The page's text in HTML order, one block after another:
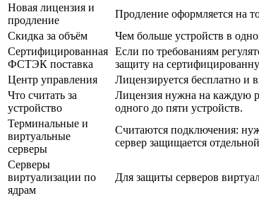
Новая лицензия и
продление
Продление оформляется на
Скидка за объём
Чем больше устройств в
Сертифицированная
ФСТЭК поставка
Если по требованиям
защиту на
Центр управления
Лицензируется бесплатно и
Что считать за
устройство
Лицензия нужна на каждую
одного до пяти устройств.
Терминальные и
виртуальные
серверы
Считаются подключения:
сервер защищается
Серверы
виртуализации по
ядрам
Для защиты серверов